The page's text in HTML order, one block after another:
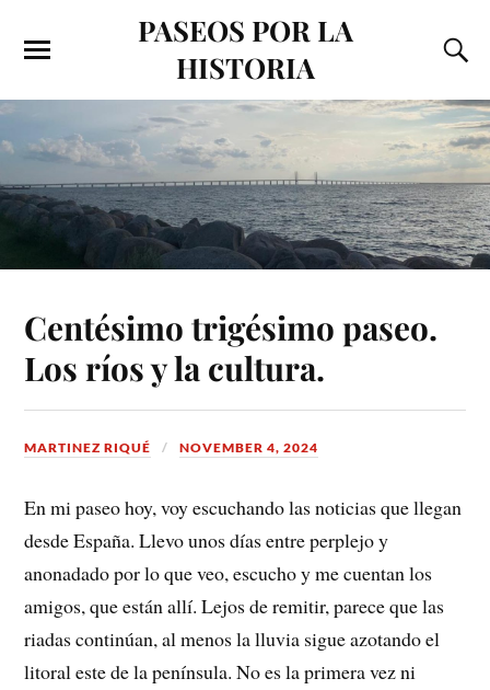
PASEOS POR LA
HISTORIA
Centésimo trigésimo paseo.
Los ríos y la cultura.
MARTINEZ RIQUÉ NOVEMBER 4, 2024
En mi paseo hoy, voy escuchando las noticias que llegan
desde España. Llevo unos días entre perplejo y
anonadado por lo que veo, escucho y me cuentan los
amigos, que están allí. Lejos de remitir, parece que las
riadas continúan, al menos la lluvia sigue azotando el
litoral este de la península. No es la primera vez ni